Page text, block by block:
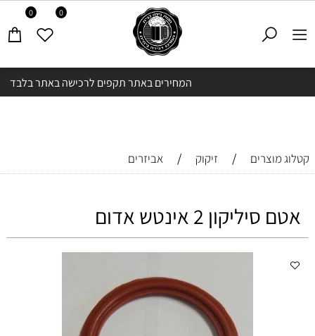
המחירים באתר תקפים לרכישה באתר בלבד
0 0
קטלוג מוצרים / זיקוק / אביזרים
אטם סיליקון 2 אינטש אדום